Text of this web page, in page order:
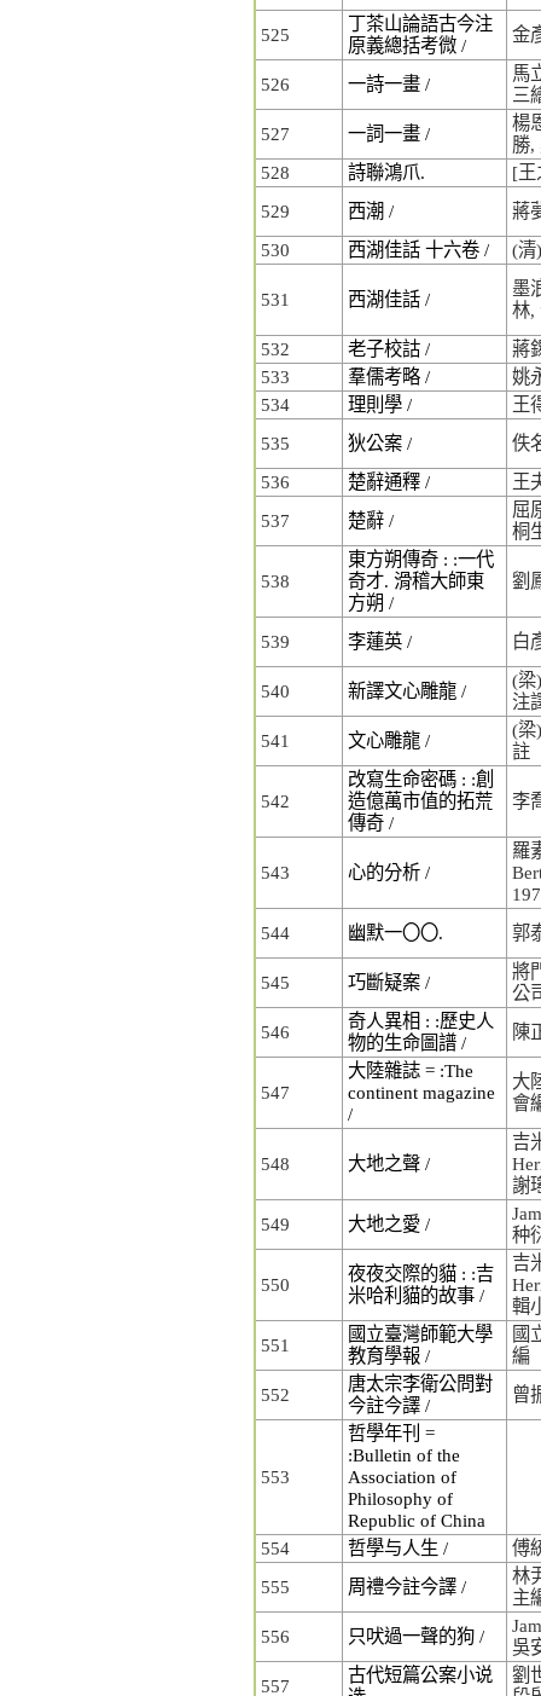
525
丁茶山論語古今注
原義總括考微 /
金
526 一詩一畫 /
馬
三
527
一詞一畫 /
楊
勝,
528
詩聯鴻爪.
[王
529
西潮 /
蔣
530
西湖佳話 十六卷 / (清
531 西湖佳話 /
墨
林,
532
老子校詁 /
蔣
533
羣儒考略 /
姚
534
理則學 /
王
535
狄公案 /
佚
536
楚辭通釋 /
王
537
楚辭 /
屈
桐
538
東方朔傳奇 : :一代
奇才. 滑稽大師東
方朔 /
劉
539 李蓮英 / 白
540 新譯文心雕龍 /
(梁
注
541
文心雕龍 /
(梁
註
542
改寫生命密碼 : :創
造億萬市值的拓荒
傳奇 /
李
543 心的分析 /
羅
544
幽默一〇〇. 郭
545 巧斷疑案 /
將
公
546
奇人異相 : :歷史人
物的生命圖譜 /
陳
547
大陸雜誌 = :The
continent magazine
/
大
會
548 大地之聲 /
吉
謝
549
大地之愛 /
种
550
夜夜交際的貓 : :吉
米哈利貓的故事 /
吉
輯
551
國立臺灣師範大學
教育學報 /
國
編
552
唐太宗李衛公問對
今註今譯 /
曾
553
哲學年刊 =
:Bulletin of the
Association of
Philosophy of
Republic of China
554
哲學与人生 /
傅
555
周禮今註今譯 /
林
主
556
只吠過一聲的狗 /
吳
557
古代短篇公案小说
劉